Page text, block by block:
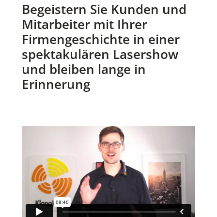
Begeistern Sie Kunden und
Mitarbeiter mit Ihrer
Firmengeschichte in einer
spektakulären Lasershow
und bleiben lange in
Erinnerung